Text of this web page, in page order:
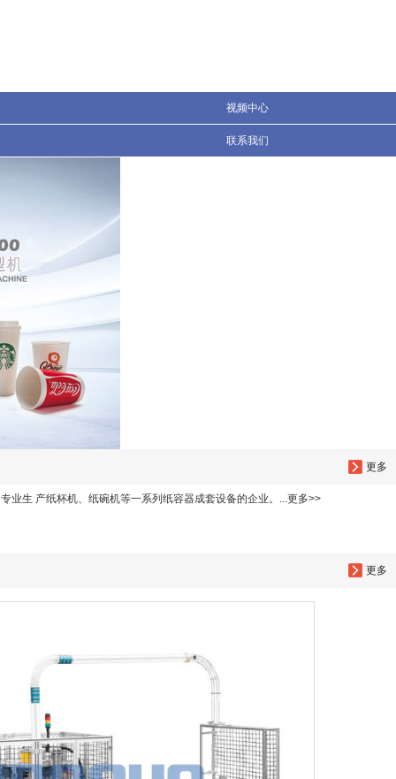
视频中心
联系我们
更多
业生 产纸杯机、纸碗机等一系列纸容器成套设备的企业。...更多>>
更多
搜索